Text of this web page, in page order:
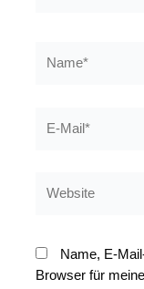
Mail*
Name, E-
Browser für